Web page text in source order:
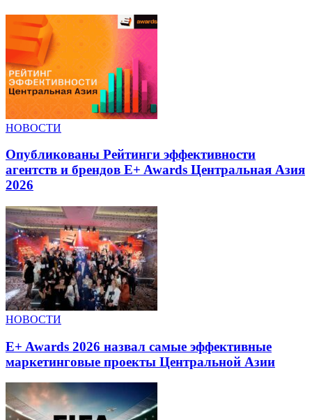
НОВОСТИ
Опубликованы Рейтинги эффективности
агентств и брендов E+ Awards Центральная Азия
2026
НОВОСТИ
E+ Awards 2026 назвал самые эффективные
маркетинговые проекты Центральной Азии